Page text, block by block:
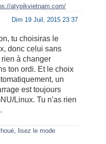
atypikvietnam.com/
Dim 19 Juil, 2015 23:37
tu choisiras le
donc celui sans
à changer
ton ordi. Et le choix
un
est toujours
Linux. Tu n'as rien
lisez le mode